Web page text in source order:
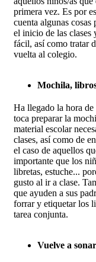
primera vez. Es por
cuenta algunas cosas
el inicio de las clases
fácil, así como tratar
vuelta al colegio.
Mochila,
Ha llegado la hora
toca preparar la
material escolar
clases, así como de
el caso de aquellos
importante que los
libretas, estuche...
gusto al ir a clase.
que ayuden a sus
forrar y etiquetar los
tarea conjunta.
Vuelve a